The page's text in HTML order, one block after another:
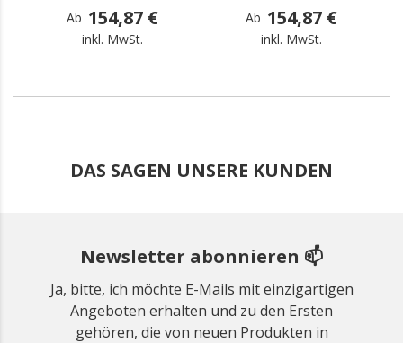
Ab 154,87 €
inkl. MwSt.
Ab 154,87 €
inkl. MwSt.
DAS SAGEN UNSERE KUNDEN
Newsletter abonnieren 📫
Ja, bitte, ich möchte E-Mails mit einzigartigen
Angeboten erhalten und zu den Ersten
gehören, die von neuen Produkten in